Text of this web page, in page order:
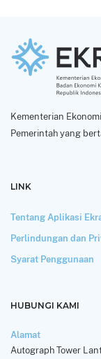
Kementerian
Pemerintah yang
LINK
Tentang Aplikasi
Perlindungan dan
Syarat Penggunaan
HUBUNGI KAMI
Alamat
Autograph Tower